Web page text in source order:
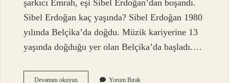
şarkıcı Emrah, eşi Sibel Erdoğan’dan boşandı.
Sibel Erdoğan kaç yaşında? Sibel Erdoğan 1980
yılında Belçika’da doğdu. Müzik kariyerine 13
yaşında doğduğu yer olan Belçika’da başladı.…
Devamını okuyunSibel
Yorum Bırak